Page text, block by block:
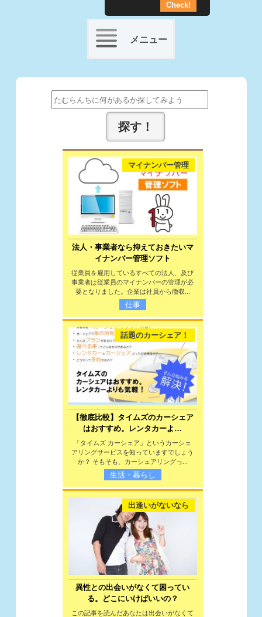
Check!
メニュー
Skip
to
content
Search
for:
マイナンバー管理
法人・事業者なら抑えておきたいマ
イナンバー管理ソフト
従業員を雇用しているすべての法人、及び
事業者は従業員のマイナンバーの管理が必
要となりました。企業は社員から徴収...
仕事
話題のカーシェア！
【徹底比較】タイムズのカーシェア
はおすすめ。レンタカーよ…
「タイムズ カーシェア」というカーシェ
アリングサービスを知っていますでしょう
か？ そもそも、カーシェアリングっ...
生活・暮らし
出逢いがないなら
異性との出会いがなくて困ってい
る。どこにいけばいいの？
この記事を読んだあなたは出会いがなくて